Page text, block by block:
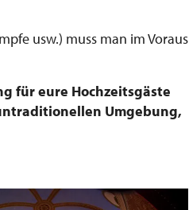
usw.) muss man im Voraus
für eure Hochzeitsgäste
Umgebung,